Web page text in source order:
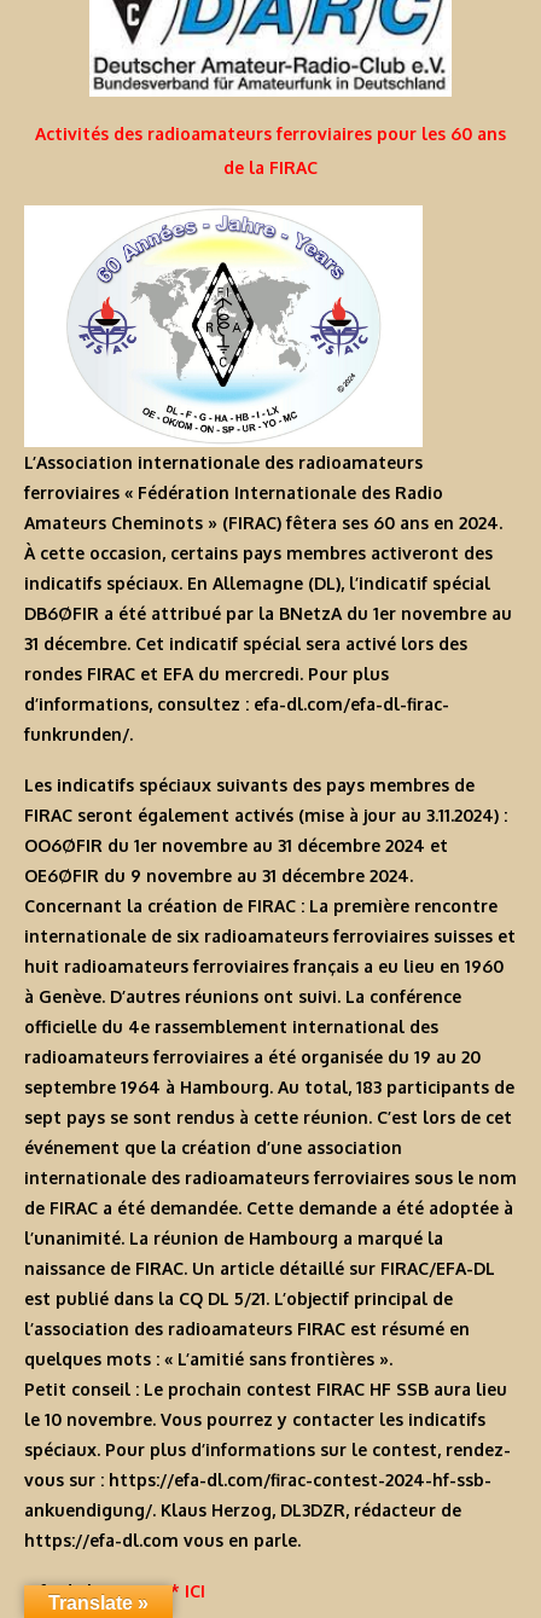
Activités des radioamateurs ferroviaires pour les 60 ans
de la FIRAC
L’Association internationale des radioamateurs
ferroviaires « Fédération Internationale des Radio
Amateurs Cheminots » (FIRAC) fêtera ses 60 ans en 2024.
À cette occasion, certains pays membres activeront des
indicatifs spéciaux. En Allemagne (DL), l’indicatif spécial
DB6ØFIR a été attribué par la BNetzA du 1er novembre au
31 décembre. Cet indicatif spécial sera activé lors des
rondes FIRAC et EFA du mercredi. Pour plus
d’informations, consultez : efa-dl.com/efa-dl-firac-
funkrunden/.
Les indicatifs spéciaux suivants des pays membres de
FIRAC seront également activés (mise à jour au 3.11.2024) :
OO6ØFIR du 1er novembre au 31 décembre 2024 et
OE6ØFIR du 9 novembre au 31 décembre 2024.
Concernant la création de FIRAC : La première rencontre
internationale de six radioamateurs ferroviaires suisses et
huit radioamateurs ferroviaires français a eu lieu en 1960
à Genève. D’autres réunions ont suivi. La conférence
officielle du 4e rassemblement international des
radioamateurs ferroviaires a été organisée du 19 au 20
septembre 1964 à Hambourg. Au total, 183 participants de
sept pays se sont rendus à cette réunion. C’est lors de cet
événement que la création d’une association
internationale des radioamateurs ferroviaires sous le nom
de FIRAC a été demandée. Cette demande a été adoptée à
l’unanimité. La réunion de Hambourg a marqué la
naissance de FIRAC. Un article détaillé sur FIRAC/EFA-DL
est publié dans la CQ DL 5/21. L’objectif principal de
l’association des radioamateurs FIRAC est résumé en
quelques mots : « L’amitié sans frontières ».
Petit conseil : Le prochain contest FIRAC HF SSB aura lieu
le 10 novembre. Vous pourrez y contacter les indicatifs
spéciaux. Pour plus d’informations sur le contest, rendez-
vous sur : https://efa-dl.com/firac-contest-2024-hf-ssb-
ankuendigung/. Klaus Herzog, DL3DZR, rédacteur de
https://efa-dl.com vous en parle.
Info de la Source* ICI
Translate »